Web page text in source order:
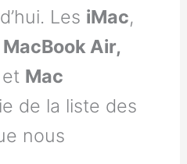
Les iMac,
Air,
et Mac
de la liste des
nous